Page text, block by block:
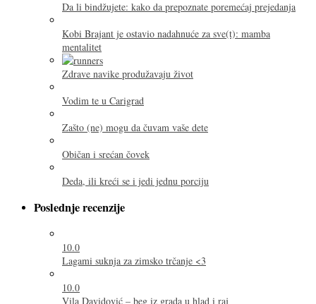
Da li bindžujete: kako da prepoznate poremećaj prejedanja
Kobi Brajant je ostavio nadahnuće za sve(t): mamba
mentalitet
Zdrave navike produžavaju život
Vodim te u Carigrad
Zašto (ne) mogu da čuvam vaše dete
Običan i srećan čovek
Deda, ili kreći se i jedi jednu porciju
Poslednje recenzije
10.0
Lagami suknja za zimsko trčanje <3
10.0
Vila Davidović – beg iz grada u hlad i raj